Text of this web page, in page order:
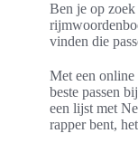
Ben je op
vinden die
Met een
beste passen
een lijst met
rapper bent,